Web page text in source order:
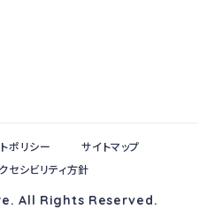
All Rights Reserved.
ポリシー
サイトマップ
セシビリティ方針